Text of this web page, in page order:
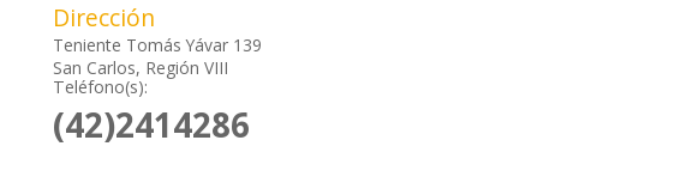
Dirección
Teniente Tomás Yávar 139
San Carlos, Región VIII
Teléfono(s):
(42)2414286